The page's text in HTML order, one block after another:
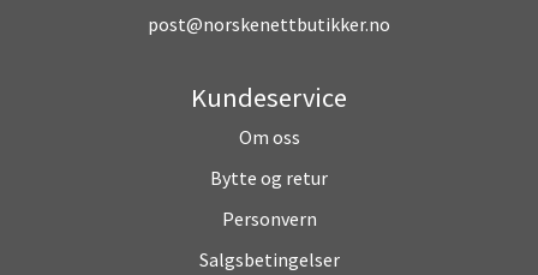
post@norskenettbutikker.no
Kundeservice
Om oss
Bytte og retur
Personvern
Salgsbetingelser